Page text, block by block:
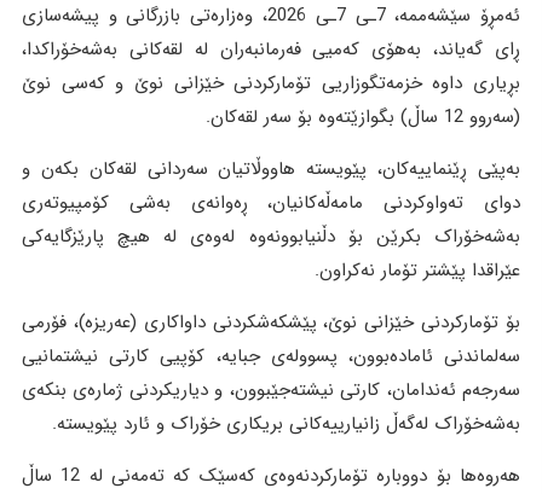
ئەمڕۆ سێشەممە، 7ـی 7ـی 2026، وەزارەتی بازرگانی و پیشەسازی
ڕای گەیاند، بەهۆی کەمیی فەرمانبەران لە لقەکانی بەشەخۆراکدا،
بڕیاری داوە خزمەتگوزاریی تۆمارکردنی خێزانی نوێ و کەسی نوێ
(سەروو 12 ساڵ) بگوازێتەوە بۆ سەر لقەکان.
بەپێی ڕێنماییەکان، پێویستە هاووڵاتیان سەردانی لقەکان بکەن و
دوای تەواوکردنی مامەڵەکانیان، ڕەوانەی بەشی کۆمپیوتەری
بەشەخۆراک بکرێن بۆ دڵنیابوونەوە لەوەی لە هیچ پارێزگایەکی
عێراقدا پێشتر تۆمار نەکراون.
بۆ تۆمارکردنی خێزانی نوێ، پێشکەشکردنی داواکاری (عەریزە)، فۆرمی
سەلماندنی ئامادەبوون، پسوولەی جبایە، کۆپیی کارتی نیشتمانیی
سەرجەم ئەندامان، کارتی نیشتەجێبوون، و دیاریکردنی ژمارەی بنکەی
بەشەخۆراک لەگەڵ زانیارییەکانی بریکاری خۆراک و ئارد پێویستە.
هەروەها بۆ دووبارە تۆمارکردنەوەی کەسێک کە تەمەنی لە 12 ساڵ